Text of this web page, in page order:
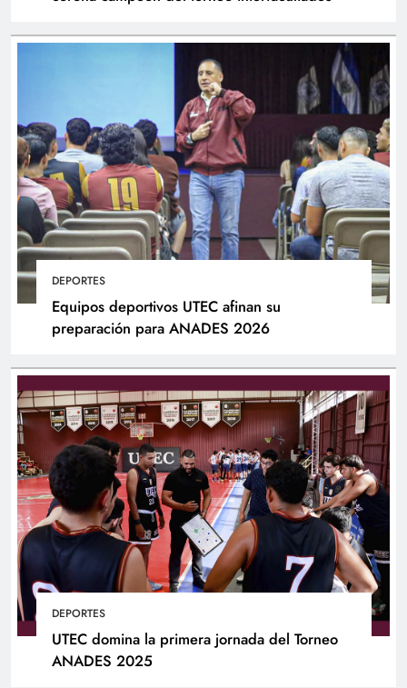
DEPORTES
Equipos deportivos UTEC afinan su
preparación para ANADES 2026
DEPORTES
UTEC domina la primera jornada del Torneo
ANADES 2025